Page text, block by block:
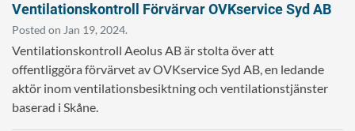
Ventilationskontroll Förvärvar OVKservice Syd AB
Posted on Jan 19, 2024.
Ventilationskontroll Aeolus AB är stolta över att
offentliggöra förvärvet av OVKservice Syd AB, en ledande
aktör inom ventilationsbesiktning och ventilationstjänster
baserad i Skåne.